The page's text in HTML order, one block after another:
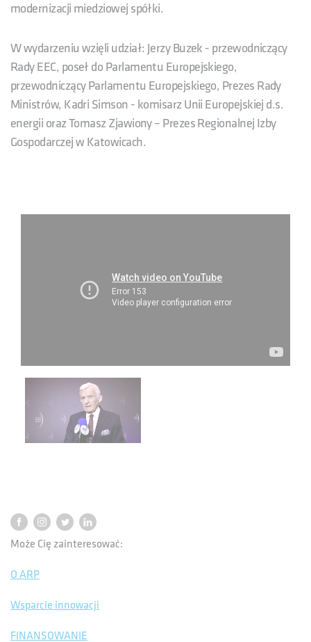
modernizacji miedziowej spółki.
W wydarzeniu wzięli udział: Jerzy Buzek - przewodniczący
Rady EEC, poseł do Parlamentu Europejskiego,
przewodniczący Parlamentu Europejskiego, Prezes Rady
Ministrów, Kadri Simson - komisarz Unii Europejskiej d.s.
energii oraz Tomasz Zjawiony – Prezes Regionalnej Izby
Gospodarczej w Katowicach.
Może Cię zainteresować:
O ARP
Wsparcie innowacji
FINANSOWANIE